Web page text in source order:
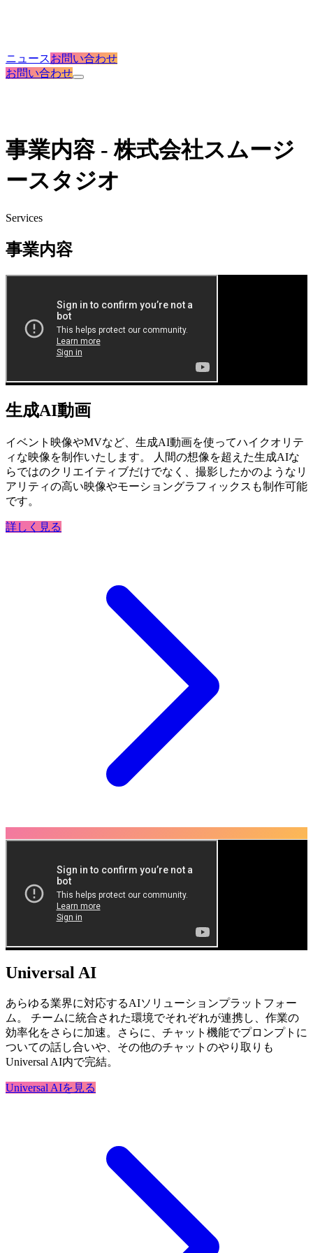
ニュースお問い合わせ
お問い合わせ
事業内容 - 株式会社スムージ
ースタジオ
Services
事業内容
生成AI動画
イベント映像やMVなど、生成AI動画を使ってハイクオリテ
ィな映像を制作いたします。 人間の想像を超えた生成AIな
らではのクリエイティブだけでなく、撮影したかのようなリ
アリティの高い映像やモーショングラフィックスも制作可能
です。
詳しく見る
Universal AI
あらゆる業界に対応するAIソリューションプラットフォー
ム。 チームに統合された環境でそれぞれが連携し、作業の
効率化をさらに加速。さらに、チャット機能でプロンプトに
ついての話し合いや、その他のチャットのやり取りも
Universal AI内で完結。
Universal AIを見る